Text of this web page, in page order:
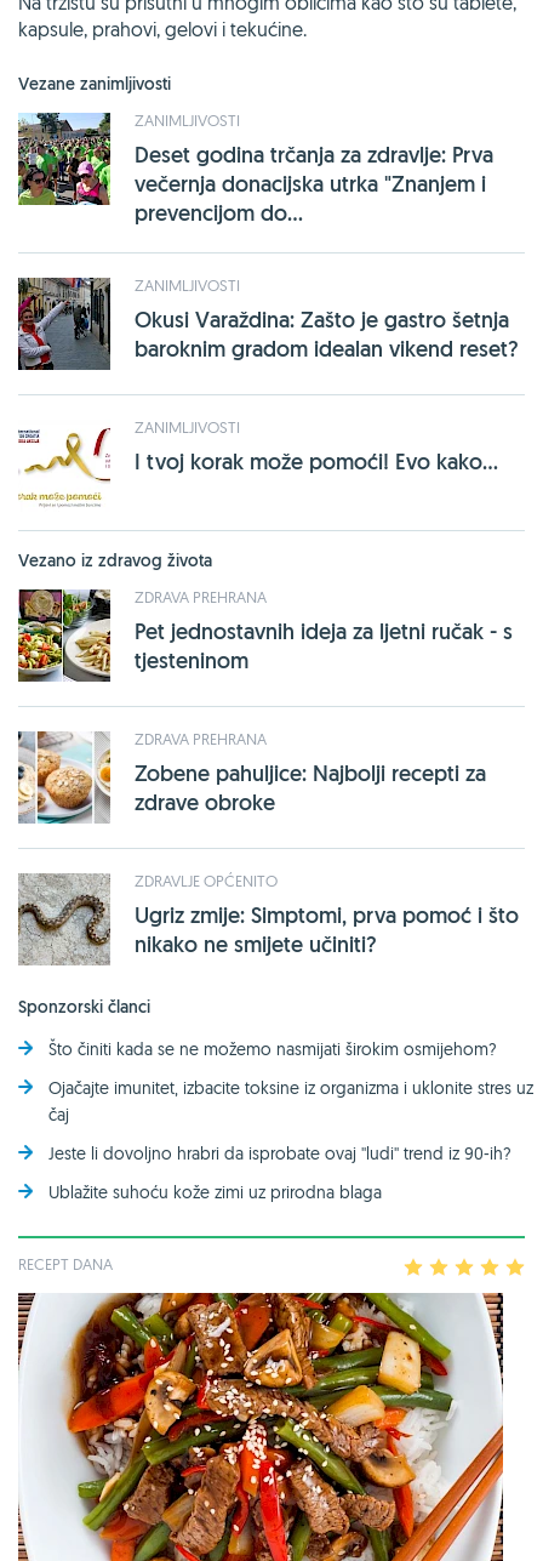
kapsule, prahovi, gelovi i tekućine.
Vezane zanimljivosti
ZANIMLJIVOSTI
Deset godina trčanja za zdravlje: Prva
večernja donacijska utrka "Znanjem i
prevencijom do...
ZANIMLJIVOSTI
Okusi Varaždina: Zašto je gastro šetnja
baroknim gradom idealan vikend reset?
ZANIMLJIVOSTI
I tvoj korak može pomoći! Evo kako...
Vezano iz zdravog života
ZDRAVA PREHRANA
Pet jednostavnih ideja za ljetni ručak - s
tjesteninom
ZDRAVA PREHRANA
Zobene pahuljice: Najbolji recepti za
zdrave obroke
ZDRAVLJE OPĆENITO
Ugriz zmije: Simptomi, prva pomoć i što
nikako ne smijete učiniti?
Sponzorski članci
Što činiti kada se ne možemo nasmijati širokim osmijehom?
Ojačajte imunitet, izbacite toksine iz organizma i uklonite stres uz
čaj
Jeste li dovoljno hrabri da isprobate ovaj ''ludi'' trend iz 90-ih?
Ublažite suhoću kože zimi uz prirodna blaga
RECEPT DANA 2 3 4